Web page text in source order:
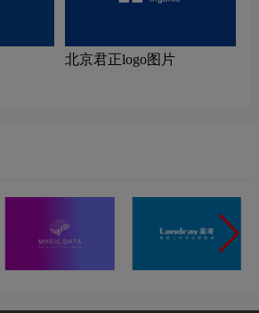
北京君正logo图片